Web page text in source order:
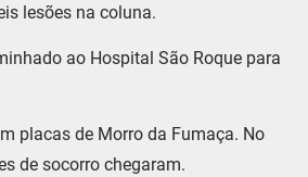
lesões na coluna.
ao Hospital São Roque para
placas de Morro da Fumaça. No
de socorro chegaram.